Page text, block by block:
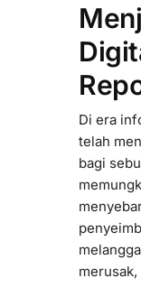
Di era
telah
bagi